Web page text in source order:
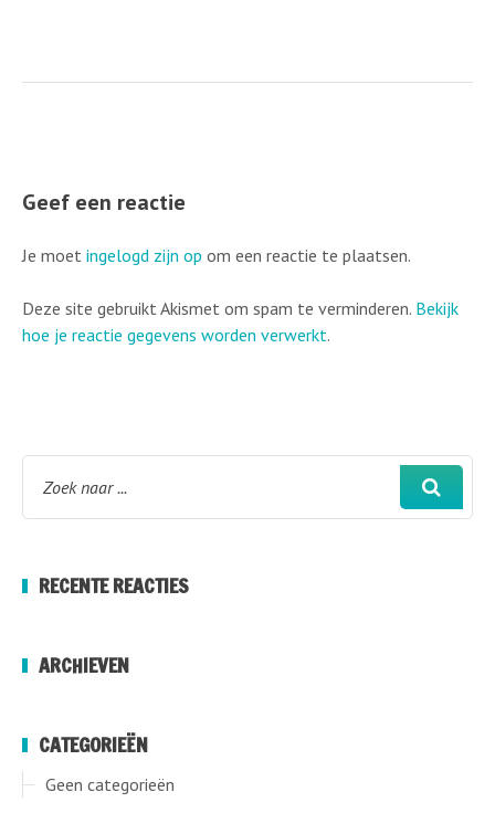
Geef een reactie
Je moet ingelogd zijn op om een reactie te plaatsen.
Deze site gebruikt Akismet om spam te verminderen. Bekijk
hoe je reactie gegevens worden verwerkt.
RECENTE REACTIES
ARCHIEVEN
CATEGORIEËN
Geen categorieën